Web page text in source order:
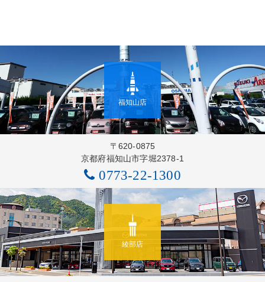
福知山店
〒620-0875
京都府福知山市字堀2378-1
0773-22-1300
綾部店